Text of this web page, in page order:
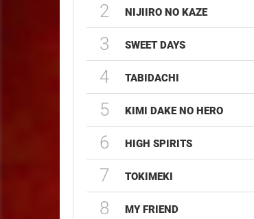
2 NIJIIRO NO KAZE
3 SWEET DAYS
4 TABIDACHI
5 KIMI DAKE NO HERO
6 HIGH SPIRITS
7 TOKIMEKI
8 MY FRIEND